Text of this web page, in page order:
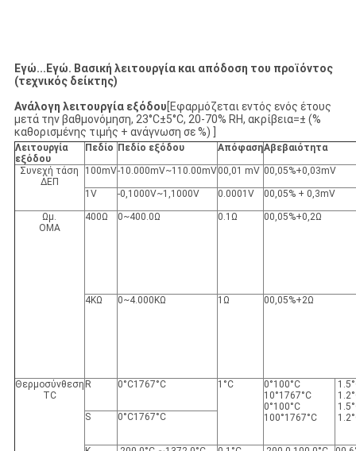
Εγώ... Εγώ. Βασική λειτουργία και απόδοση του προϊόντος
(τεχνικός δείκτης)
Ανάλογη λειτουργία εξόδου[Εφαρμόζεται εντός ενός έτους
μετά την βαθμονόμηση, 23°C±5°C, 20-70% RH, ακρίβεια=± (%
καθορισμένης τιμής + ανάγνωση σε %) ]
Λειτουργία
εξόδου
Πεδίο Πεδίο εξόδου ΑπόφασηΑβεβαιότητα
Συνεχή τάση
ΔΕΠ
100mV-10.000mV~110.00mV00,01 mV 00,05%+0,03mV
1V -0,1000V~1,1000V 0.0001V 00,05% + 0,3mV
Ωμ.
ΟΜΑ
400Ω 0~400.0Ω 0.1Ω 00,05%+0,2Ω
4KΩ 0~4.000KΩ 1Ω 00,05%+2Ω
Θερμοσύνθεση
TC
R 0°C1767°C 1°C
0°100°C
10°1767°C
0°100°C
100°1767°C
S 0°C1767°C